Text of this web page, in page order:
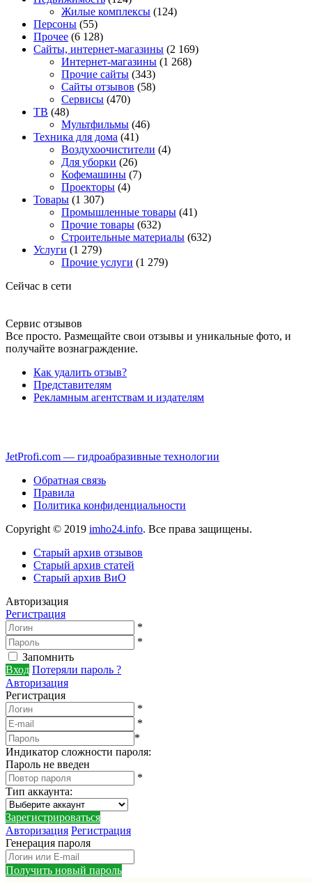
Жилые комплексы (124)
Персоны (55)
Прочее (6 128)
Сайты, интернет-магазины (2 169)
Интернет-магазины (1 268)
Прочие сайты (343)
Сайты отзывов (58)
Сервисы (470)
ТВ (48)
Мультфильмы (46)
Техника для дома (41)
Воздухоочистители (4)
Для уборки (26)
Кофемашины (7)
Проекторы (4)
Товары (1 307)
Промышленные товары (41)
Прочие товары (632)
Строительные материалы (632)
Услуги (1 279)
Прочие услуги (1 279)
Сейчас в сети
Сервис отзывов
Все просто. Размещайте свои отзывы и уникальные фото, и
получайте вознаграждение.
Как удалить отзыв?
Представителям
Рекламным агентствам и издателям
JetProfi.com — гидроабразивные технологии
Обратная связь
Правила
Политика конфиденциальности
Copyright © 2019 imho24.info. Все права защищены.
Старый архив отзывов
Старый архив статей
Старый архив ВиО
Авторизация
Регистрация
*
*
Запомнить
Вход Потеряли пароль ?
Авторизация
Регистрация
*
*
*
Индикатор сложности пароля:
Пароль не введен
*
Тип аккаунта:
Зарегистрироваться
Авторизация Регистрация
Генерация пароля
Получить новый пароль